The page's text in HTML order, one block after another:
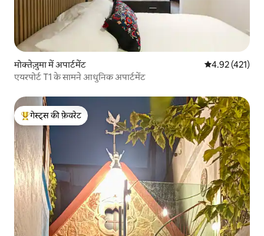
मोक्तेज़ुमा में अपार्टमेंट औसत रेटिंग 5 में से
4.92 (421)
एयरपोर्ट T1 के सामने आधुनिक अपार्टमेंट
गेस्ट्स का टॉप फ़ेवरेट
गेस्ट्स की फ़ेवरेट